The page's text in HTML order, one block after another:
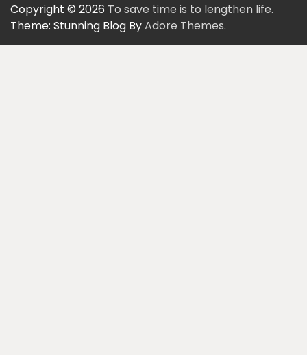
Copyright © 2026 To save time is to lengthen life.
Theme: Stunning Blog ByAdore Themes.